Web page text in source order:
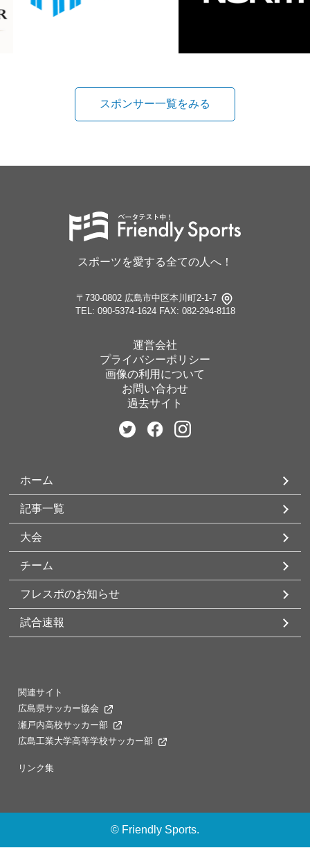
スポンサー一覧をみる
スポーツを愛する全ての人へ！
〒730-0802 広島市中区本川町2-1-7
TEL: 090-5374-1624 FAX: 082-294-8118
運営会社
プライバシーポリシー
画像の利用について
お問い合わせ
過去サイト
ホーム
記事一覧
大会
チーム
フレスポのお知らせ
試合速報
関連サイト
広島県サッカー協会
瀬戸内高校サッカー部
広島工業大学高等学校サッカー部
リンク集
© Friendly Sports.